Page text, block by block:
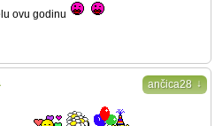
ovu godinu
ančica28 ↓